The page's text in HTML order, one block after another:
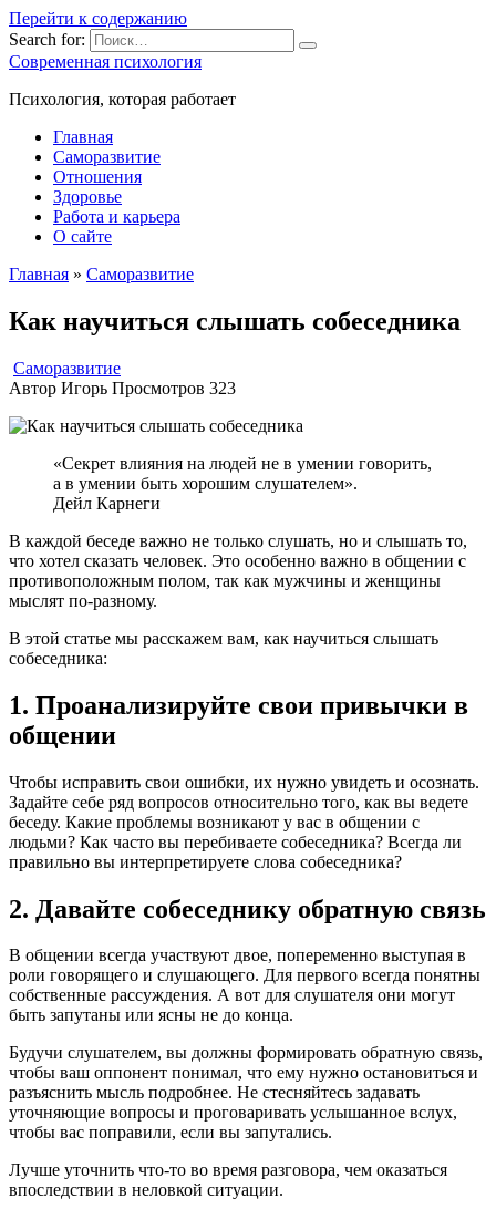
Перейти к содержанию
Search for:
Современная психология
Психология, которая работает
Главная
Саморазвитие
Отношения
Здоровье
Работа и карьера
О сайте
Главная » Саморазвитие
Как научиться слышать собеседника
Саморазвитие
Автор Игорь Просмотров 323
«Секрет влияния на людей не в умении говорить,
а в умении быть хорошим слушателем».
Дейл Карнеги
В каждой беседе важно не только слушать, но и слышать то,
что хотел сказать человек. Это особенно важно в общении с
противоположным полом, так как мужчины и женщины
мыслят по-разному.
В этой статье мы расскажем вам, как научиться слышать
собеседника:
1. Проанализируйте свои привычки в
общении
Чтобы исправить свои ошибки, их нужно увидеть и осознать.
Задайте себе ряд вопросов относительно того, как вы ведете
беседу. Какие проблемы возникают у вас в общении с
людьми? Как часто вы перебиваете собеседника? Всегда ли
правильно вы интерпретируете слова собеседника?
2. Давайте собеседнику обратную связь
В общении всегда участвуют двое, попеременно выступая в
роли говорящего и слушающего. Для первого всегда понятны
собственные рассуждения. А вот для слушателя они могут
быть запутаны или ясны не до конца.
Будучи слушателем, вы должны формировать обратную связь,
чтобы ваш оппонент понимал, что ему нужно остановиться и
разъяснить мысль подробнее. Не стесняйтесь задавать
уточняющие вопросы и проговаривать услышанное вслух,
чтобы вас поправили, если вы запутались.
Лучше уточнить что-то во время разговора, чем оказаться
впоследствии в неловкой ситуации.